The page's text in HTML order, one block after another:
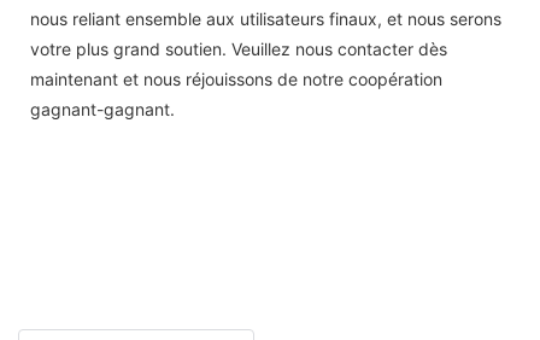
nous reliant ensemble aux utilisateurs finaux, et nous serons
votre plus grand soutien. Veuillez nous contacter dès
maintenant et nous réjouissons de notre coopération
gagnant-gagnant.